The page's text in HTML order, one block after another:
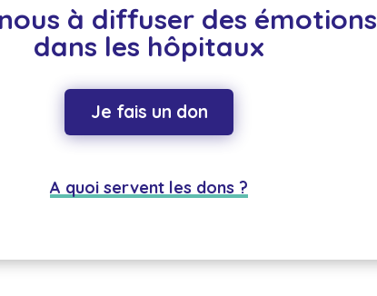
à diffuser des émotions
dans les hôpitaux
Je fais un don
A quoi servent les dons ?